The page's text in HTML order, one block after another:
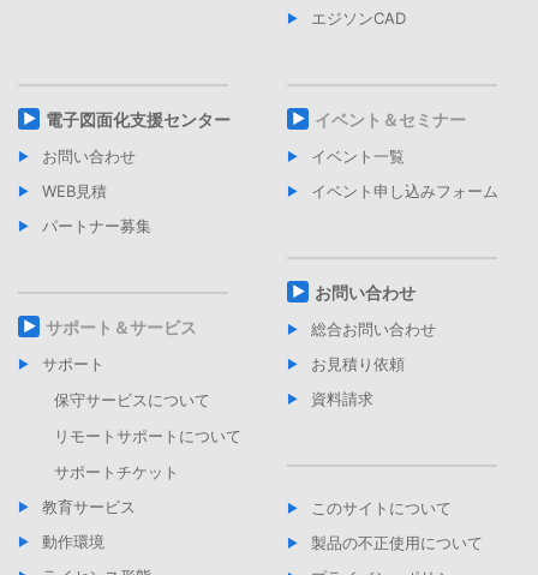
エジソンCAD
電子図面化支援センター
お問い合わせ
WEB見積
パートナー募集
サポート＆サービス
サポート
保守サービスについて
リモートサポートについて
サポートチケット
教育サービス
動作環境
イベント＆セミナー
イベント一覧
イベント申し込みフォーム
お問い合わせ
総合お問い合わせ
お見積り依頼
資料請求
このサイトについて
製品の不正使用について